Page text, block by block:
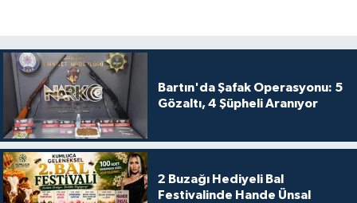
Bartın'da Şafak Operasyonu: 5
Gözaltı, 4 Şüpheli Aranıyor
2 Buzağı Hediyeli Bal
Festivalinde Hande Ünsal